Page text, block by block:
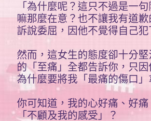
「為什麼呢？這只不過是一
嘛那麼在意？也不讓我有道
訴說委屈，因他不覺得自己
然而，這女生的態度卻十分
的「至痛」全都告訴你，只
為什麼要將我「最痛的傷口
你可知道，我的心好痛、好
「不顧及我的感受」？